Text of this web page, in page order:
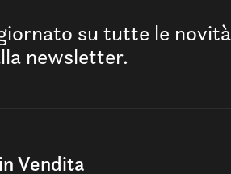
su tutte le
newsletter.
Vendita